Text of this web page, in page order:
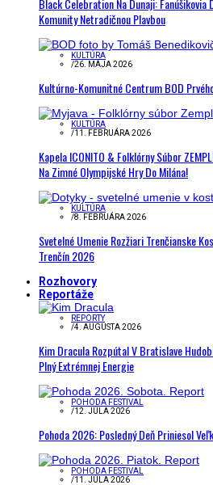
Black Celebration Na Dunaji: Fanúšikovia
Komunity Netradičnou Plavbou
KULTÚRA
/26. MÁJA 2026
Kultúrno-Komunitné Centrum BOD
KULTÚRA
/11. FEBRUÁRA 2026
Kapela ICONITO & Folklórny Súbor
Na Zimné Olympijské Hry Do Milána!
KULTÚRA
/8. FEBRUÁRA 2026
Svetelné Umenie Rozžiari Trenčianske
Trenčín 2026
Rozhovory
Reportáže
REPORTY
/4. AUGUSTA 2026
Kim Dracula Rozpútal V Bratislave
Plný Extrémnej Energie
POHODA FESTIVAL
/12. JÚLA 2026
Pohoda 2026: Posledný Deň Priniesol
POHODA FESTIVAL
/11. JÚLA 2026